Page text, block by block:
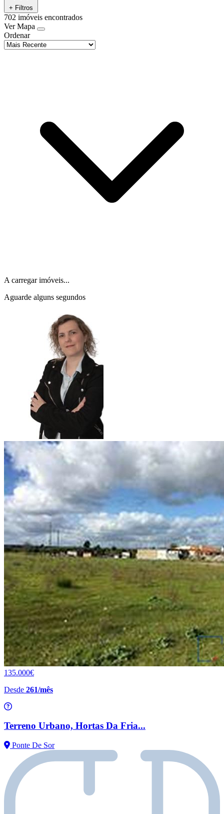
+ Filtros
702 imóveis encontrados
Ver Mapa
Ordenar
A carregar imóveis...
Aguarde alguns segundos
135.000€
Desde 261/mês
Terreno Urbano, Hortas Da Fria...
Ponte De Sor